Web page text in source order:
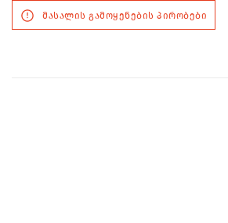
მასალის გამოყენების პირობები